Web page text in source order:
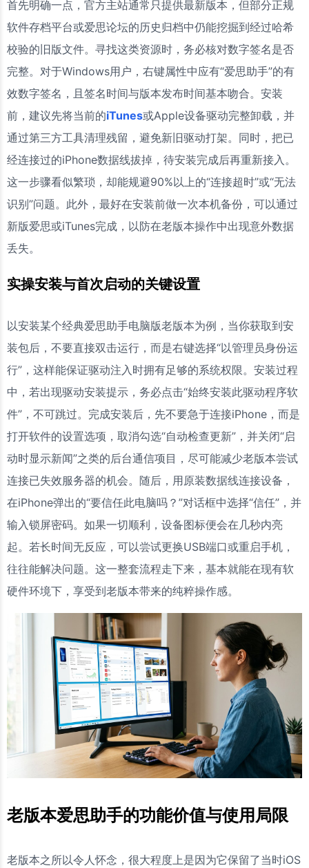
首先明确一点，官方主站通常只提供最新版本，但部分正规
软件存档平台或爱思论坛的历史归档中仍能挖掘到经过哈希
校验的旧版文件。寻找这类资源时，务必核对数字签名是否
完整。对于Windows用户，右键属性中应有“爱思助手”的有
效数字签名，且签名时间与版本发布时间基本吻合。安装
前，建议先将当前的iTunes或Apple设备驱动完整卸载，并
通过第三方工具清理残留，避免新旧驱动打架。同时，把已
经连接过的iPhone数据线拔掉，待安装完成后再重新接入。
这一步骤看似繁琐，却能规避90%以上的“连接超时”或“无法
识别”问题。此外，最好在安装前做一次本机备份，可以通过
新版爱思或iTunes完成，以防在老版本操作中出现意外数据
丢失。
实操安装与首次启动的关键设置
以安装某个经典爱思助手电脑版老版本为例，当你获取到安
装包后，不要直接双击运行，而是右键选择“以管理员身份运
行”，这样能保证驱动注入时拥有足够的系统权限。安装过程
中，若出现驱动安装提示，务必点击“始终安装此驱动程序软
件”，不可跳过。完成安装后，先不要急于连接iPhone，而是
打开软件的设置选项，取消勾选“自动检查更新”，并关闭“启
动时显示新闻”之类的后台通信项目，尽可能减少老版本尝试
连接已失效服务器的机会。随后，用原装数据线连接设备，
在iPhone弹出的“要信任此电脑吗？”对话框中选择“信任”，并
输入锁屏密码。如果一切顺利，设备图标便会在几秒内亮
起。若长时间无反应，可以尝试更换USB端口或重启手机，
往往能解决问题。这一整套流程走下来，基本就能在现有软
硬件环境下，享受到老版本带来的纯粹操作感。
老版本爱思助手的功能价值与使用局限
老版本之所以令人怀念，很大程度上是因为它保留了当时iOS